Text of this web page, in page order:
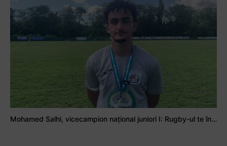
Mohamed Salhi, vicecampion național juniori I: Rugby-ul te învață să accepți și înfrângerile